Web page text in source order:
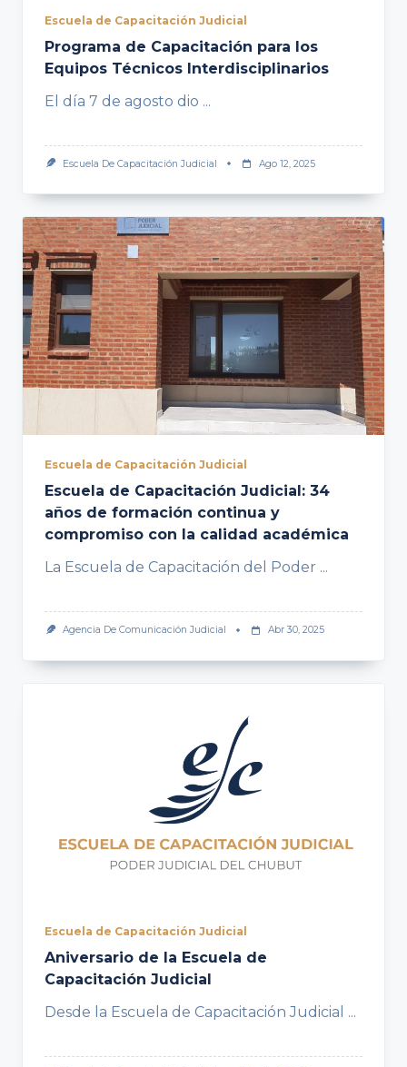
Escuela de Capacitación Judicial
Programa de Capacitación para los
Equipos Técnicos Interdisciplinarios
El día 7 de agosto dio ...
Escuela De Capacitación Judicial Ago 12, 2025
Escuela de Capacitación Judicial
Escuela de Capacitación Judicial: 34
años de formación continua y
compromiso con la calidad académica
La Escuela de Capacitación del Poder ...
Agencia De Comunicación Judicial Abr 30, 2025
Escuela de Capacitación Judicial
Aniversario de la Escuela de
Capacitación Judicial
Desde la Escuela de Capacitación Judicial ...